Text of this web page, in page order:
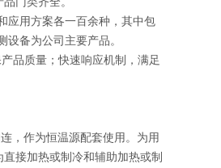
应用方案各一百余种，其中包
备为公司主要产品。
品质量；快速响应机制，满足
，作为恒温源配套使用。为用
接加热或制冷和辅助加热或制